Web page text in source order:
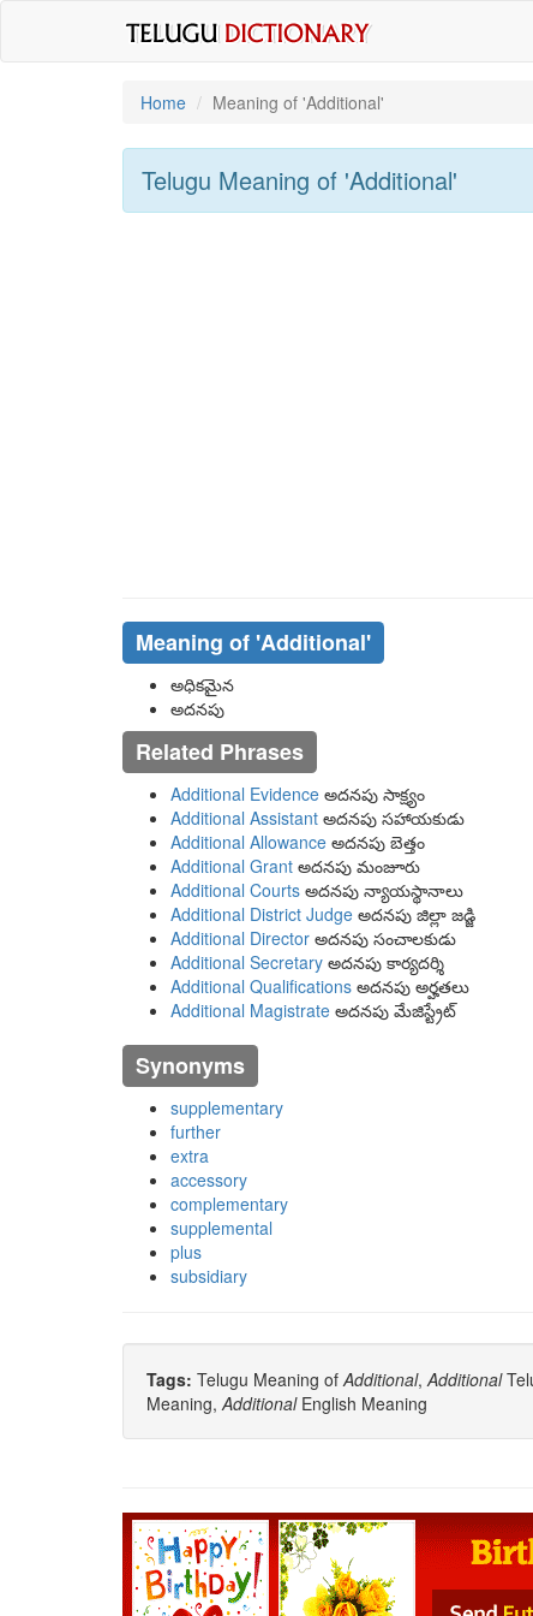
Home Meaning of 'additional'
Telugu Meaning of 'additional'
Meaning of 'additional'
అధికమైన
అదనపు
Related Phrases
Additional Evidence అదనపు సాక్ష్యం
Additional Assistant అదనపు సహాయకుడు
Additional Allowance అదనపు బెత్తం
Additional Grant అదనపు మంజూరు
Additional Courts అదనపు న్యాయస్థానాలు
Additional District Judge అదనపు జిల్లా జడ్జి
Additional Director అదనపు సంచాలకుడు
Additional Secretary అదనపు కార్యదర్శి
Additional Qualifications అదనపు అర్హతలు
Additional Magistrate అదనపు మేజిస్ట్రేట్
Synonyms
supplementary
further
extra
accessory
complementary
supplemental
plus
subsidiary
Tags: Telugu Meaning ofAdditional,Additional
Meaning,AdditionalEnglish Meaning